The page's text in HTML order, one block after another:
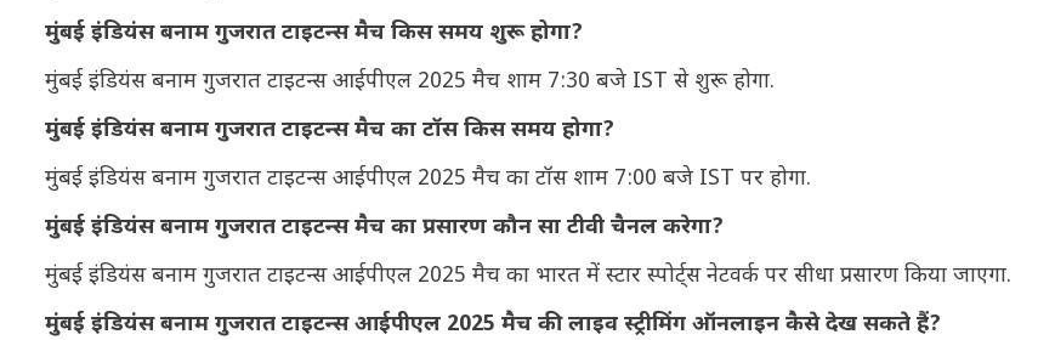
मुंबई इंडियंस बनाम गुजरात टाइटन्स मैच किस समय शुरू होगा?
मुंबई इंडियंस बनाम गुजरात टाइटन्स आईपीएल 2025 मैच शाम 7:30 बजे IST से शुरू होगा.
मुंबई इंडियंस बनाम गुजरात टाइटन्स मैच का टॉस किस समय होगा?
मुंबई इंडियंस बनाम गुजरात टाइटन्स आईपीएल 2025 मैच का टॉस शाम 7:00 बजे IST पर होगा.
मुंबई इंडियंस बनाम गुजरात टाइटन्स मैच का प्रसारण कौन सा टीवी चैनल करेगा?
मुंबई इंडियंस बनाम गुजरात टाइटन्स आईपीएल 2025 मैच का भारत में स्टार स्पोर्ट्स नेटवर्क पर सीधा प्रसारण किया जाएगा.
मुंबई इंडियंस बनाम गुजरात टाइटन्स आईपीएल 2025 मैच की लाइव स्ट्रीमिंग ऑनलाइन कैसे देख सकते हैं?